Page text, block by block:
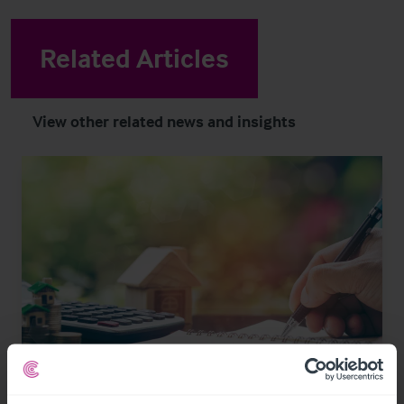
Related Articles
View other related news and insights